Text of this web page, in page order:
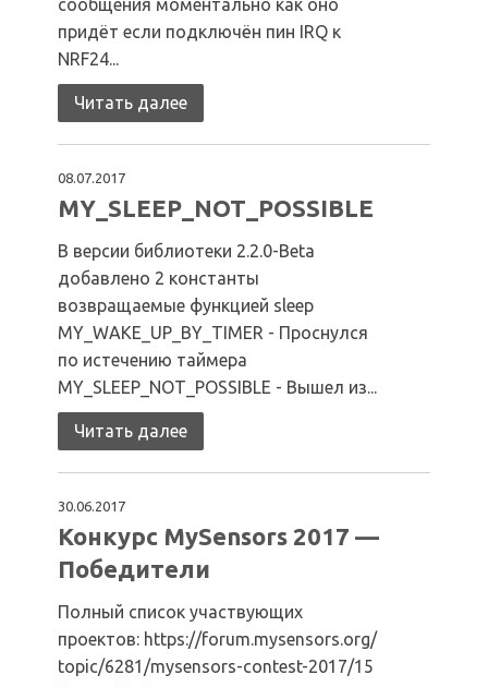
сообщения моментально как оно
придёт если подключён пин IRQ к
NRF24...
Читать далее
08.07.2017
MY_SLEEP_NOT_POSSIBLE
В версии библиотеки 2.2.0-Beta
добавлено 2 константы
возвращаемые функцией sleep
MY_WAKE_UP_BY_TIMER - Проснулся
по истечению таймера
MY_SLEEP_NOT_POSSIBLE - Вышел из...
Читать далее
30.06.2017
Конкурс MySensors 2017 —
Победители
Полный список участвующих
проектов: https://forum.mysensors.org/
topic/6281/mysensors-contest-2017/15